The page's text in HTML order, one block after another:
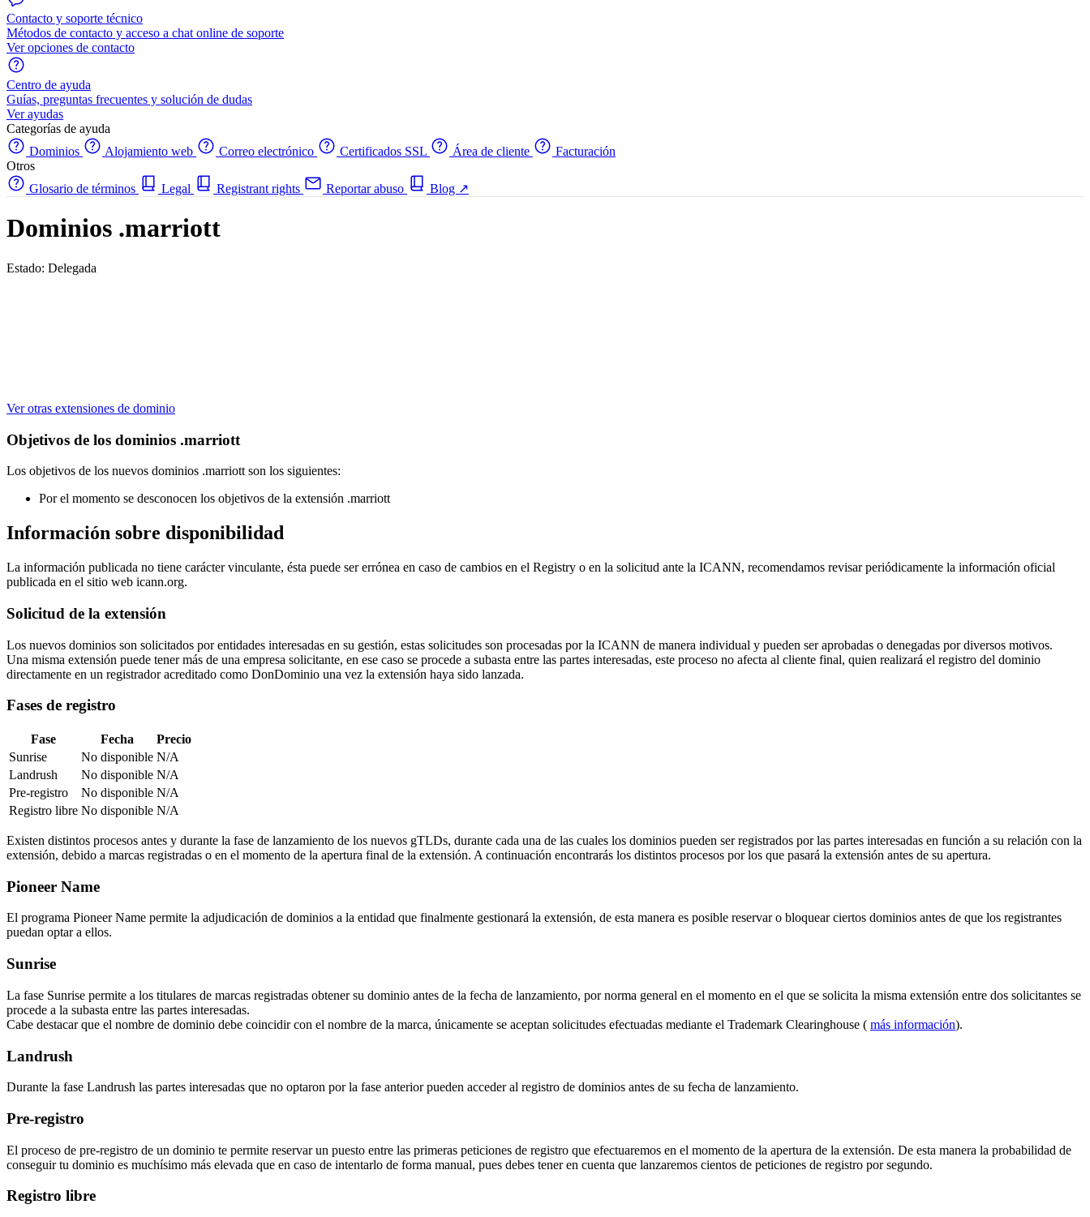
Contacto y soporte técnico
Métodos de contacto y acceso a chat online de soporte
Ver opciones de contacto
Centro de ayuda
Guías, preguntas frecuentes y solución de dudas
Ver ayudas
Categorías de ayuda
Dominios
Alojamiento web Correo electrónico Certificados SSL Área de cliente
Facturación
Otros
Glosario de términos
Legal Registrant rights Reportar abuso Blog ↗
Dominios .marriott
Estado: Delegada
Ver otras extensiones de dominio
Objetivos de los dominios .marriott
Los objetivos de los nuevos dominios .marriott son los siguientes:
Por el momento se desconocen los objetivos de la extensión .marriott
Información sobre disponibilidad
La información publicada no tiene carácter vinculante, ésta puede ser errónea en caso de cambios en el Registry o en la solicitud ante la ICANN, recomendamos revisar periódicamente la información oficial
publicada en el sitio web icann.org.
Solicitud de la extensión
Los nuevos dominios son solicitados por entidades interesadas en su gestión, estas solicitudes son procesadas por la ICANN de manera individual y pueden ser aprobadas o denegadas por diversos motivos.
Una misma extensión puede tener más de una empresa solicitante, en ese caso se procede a subasta entre las partes interesadas, este proceso no afecta al cliente final, quien realizará el registro del dominio
directamente en un registrador acreditado como DonDominio una vez la extensión haya sido lanzada.
Fases de registro
Fase Fecha
Precio
Sunrise
No disponible N/A
Landrush
No disponible N/A
Pre-registro
No disponible N/A
Registro libre No disponible N/A
Existen distintos procesos antes y durante la fase de lanzamiento de los nuevos gTLDs, durante cada una de las cuales los dominios pueden ser registrados por las partes interesadas en función a su relación con la
extensión, debido a marcas registradas o en el momento de la apertura final de la extensión. A continuación encontrarás los distintos procesos por los que pasará la extensión antes de su apertura.
Pioneer Name
El programa Pioneer Name permite la adjudicación de dominios a la entidad que finalmente gestionará la extensión, de esta manera es posible reservar o bloquear ciertos dominios antes de que los registrantes
puedan optar a ellos.
Sunrise
La fase Sunrise permite a los titulares de marcas registradas obtener su dominio antes de la fecha de lanzamiento, por norma general en el momento en el que se solicita la misma extensión entre dos solicitantes se
procede a la subasta entre las partes interesadas.
Cabe destacar que el nombre de dominio debe coincidir con el nombre de la marca, únicamente se aceptan solicitudes efectuadas mediante el Trademark Clearinghouse ( más información).
Landrush
Durante la fase Landrush las partes interesadas que no optaron por la fase anterior pueden acceder al registro de dominios antes de su fecha de lanzamiento.
Pre-registro
El proceso de pre-registro de un dominio te permite reservar un puesto entre las primeras peticiones de registro que efectuaremos en el momento de la apertura de la extensión. De esta manera la probabilidad de
conseguir tu dominio es muchísimo más elevada que en caso de intentarlo de forma manual, pues debes tener en cuenta que lanzaremos cientos de peticiones de registro por segundo.
Registro libre